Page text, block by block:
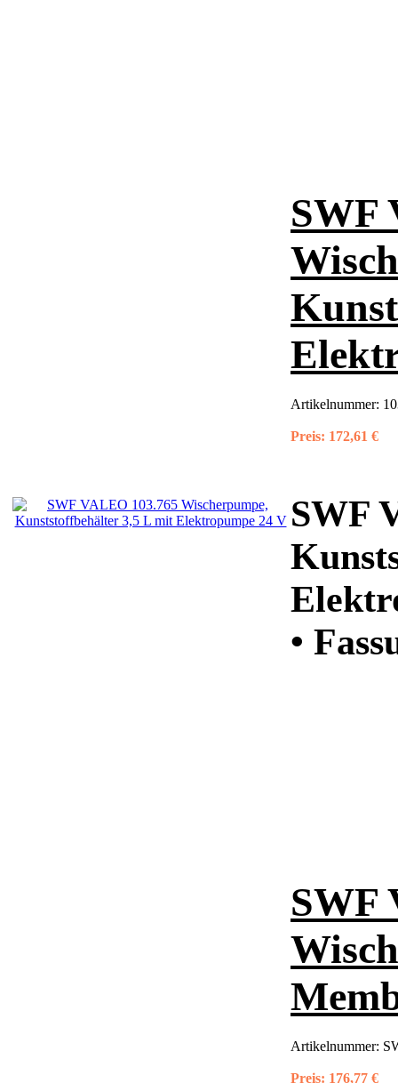
SWF
Artikelnummer:
Preis: 172,61 €
SWF
•
SWF
Artikelnummer:
Preis: 176,77 €